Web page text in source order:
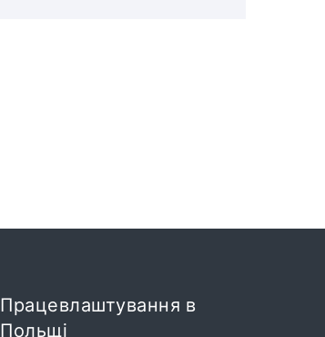
Працевлаштування в
Польщі